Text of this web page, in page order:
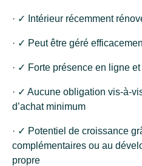
· ✓ Intérieur récemment
· ✓ Peut être géré
· ✓ Forte présence en ligne
· ✓ Aucune obligation vis-à-
d’achat minimum
· ✓ Potentiel de croissance
complémentaires ou au
propre